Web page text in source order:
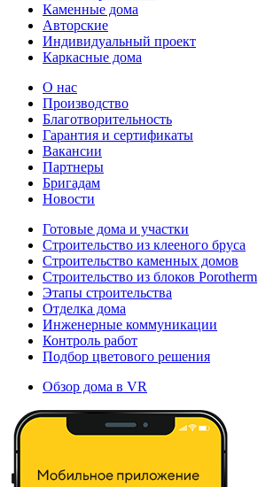
Каменные дома
Авторские
Индивидуальный проект
Каркасные дома
О нас
Производство
Благотворительность
Гарантия и сертификаты
Вакансии
Партнеры
Бригадам
Новости
Готовые дома и участки
Строительство из клееного бруса
Строительство каменных домов
Строительство из блоков Porotherm
Этапы строительства
Отделка дома
Инженерные коммуникации
Контроль работ
Подбор цветового решения
Обзор дома в VR